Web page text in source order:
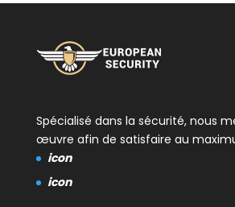
Spécialisé dans la sécurité, nous
œuvre afin de satisfaire au
icon
icon